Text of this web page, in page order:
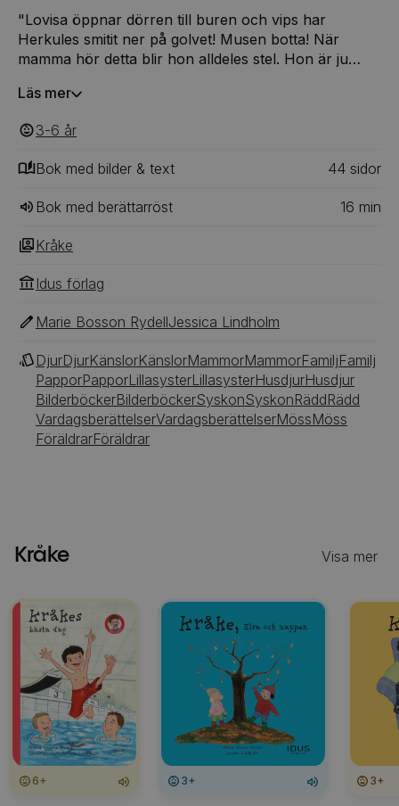
"Lovisa öppnar dörren till buren och vips har
Herkules smitit ner på golvet! Musen botta! När
mamma hör detta blir hon alldeles stel. Hon är ju
Kråkes rum för att musen inte ska kunna komma in. I
på utsidan av dörren. Dörren har gått i baklås och
nyckeln har ramlat ut på andra sidan. Mamma och de
stora barnen är inlåsta. Lovisa och musen är på
andra sidan dörren ..."
Läs mer
3-6 ‎‎ år
Bok med bilder & text 44 ‎‎ sidor
Bok med berättarröst 16 min
Kråke
Idus förlag
Marie Bosson RydellJessica Lindholm
DjurDjurKänslorKänslorMammorMammorFamiljFamilj
PapporPapporLillasysterLillasysterHusdjurHusdjur
BilderböckerBilderböckerSyskonSyskonRäddRädd
VardagsberättelserVardagsberättelserMössMöss
FöräldrarFöräldrar
Kråke Visa mer
6+ 3+ 3+